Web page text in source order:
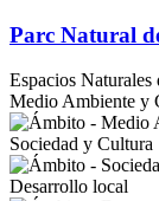
Parc Natural
Espacios
Medio Ambiente y
Sociedad y Cultura
Desarrollo local